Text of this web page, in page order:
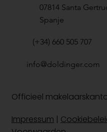
Officieel
07814 Santa
Spanje
Impressum |
(+34) 660 505 707
info@doldinger.com